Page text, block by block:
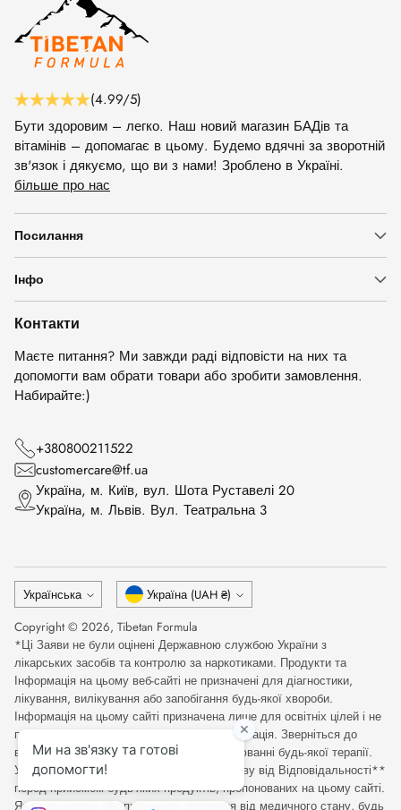
(4.99/5)
Бути здоровим – легко. Наш новий магазин БАДів та
вітамінів – допомагає в цьому. Будемо вдячні за зворотній
зв'язок і дякуємо, що ви з нами! Зроблено в Україні.
більше про нас
Посилання
Інфо
Контакти
Маєте питання? Ми завжди раді відповісти на них та
допомогти вам обрати товари або зробити замовлення.
Набирайте:)
+380800211522
customercare@tf.ua
Українa, м. Київ, вул. Шота Руставелі 20
Українa, м. Львів. Вул. Театральна 3
Мова
Українська Валюта
Україна (UAH ₴)
Copyright © 2026, Tibetan Formula
*Ці Заяви не були оцінені Державною службою України з
лікарських засобів та контролю за наркотиками. Продукти та
Інформація на цьому веб-сайті не призначені для діагностики,
лікування, вилікування або запобігання будь-якої хвороби.
Інформація на цьому сайті призначена лише для освітніх цілей і не
повинна розглядатися як медична консультація. Зверніться до
відповідного медичного фахівця при оцінюванні будь-якої терапії.
Уважно прочитайте Повну Медичну Відмову від Відповідальності**
перед прийомом будь-яких продуктів, пропонованих на цьому сайті.
Якщо ви вагітні або проходите лікування від медичного стану, будь